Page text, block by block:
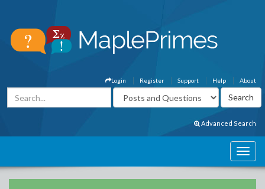
About
Help
Support
Register
Login
Advanced Search